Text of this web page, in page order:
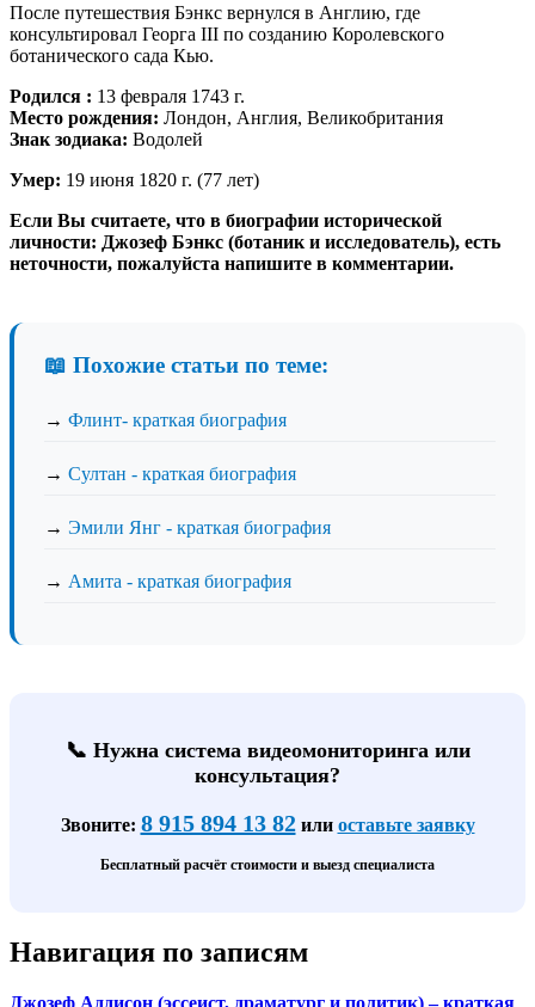
После путешествия Бэнкс вернулся в Англию, где
консультировал Георга III по созданию Королевского
ботанического сада Кью.
Родился : 13 февраля 1743 г.
Место рождения: Лондон, Англия, Великобритания
Знак зодиака: Водолей
Умер: 19 июня 1820 г. (77 лет)
Если Вы считаете, что в биографии исторической
личности: Джозеф Бэнкс (ботаник и исследователь), есть
неточности, пожалуйста напишите в комментарии.
📖 Похожие статьи по теме:
→ Флинт- краткая биография
→ Султан - краткая биография
→ Эмили Янг - краткая биография
→ Амита - краткая биография
📞 Нужна система видеомониторинга или
консультация?
Звоните: 8 915 894 13 82или оставьте заявку
Бесплатный расчёт стоимости и выезд специалиста
Навигация по записям